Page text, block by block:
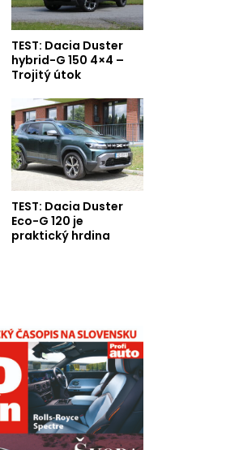
TEST: Dacia Duster
hybrid-G 150 4×4 –
Trojitý útok
TEST: Dacia Duster
Eco-G 120 je
praktický hrdina